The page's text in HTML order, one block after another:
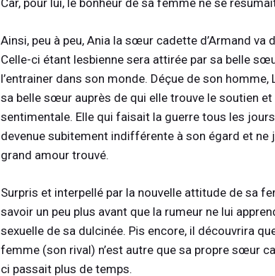
Car, pour lui, le bonheur de sa femme ne se
Ainsi, peu à peu, Ania la sœur cadette d’Armand va
Celle-ci étant lesbienne sera attirée par sa belle
l’entrainer dans son monde. Déçue de son homme,
sa belle sœur auprès de qui elle trouve le soutien
sentimentale. Elle qui faisait la guerre tous les
devenue subitement indifférente à son égard et ne
grand amour trouvé.
Surpris et interpellé par la nouvelle attitude de sa
savoir un peu plus avant que la rumeur ne lui
sexuelle de sa dulcinée. Pis encore, il découvrira
femme (son rival) n’est autre que sa propre sœur
ci passait plus de temps.